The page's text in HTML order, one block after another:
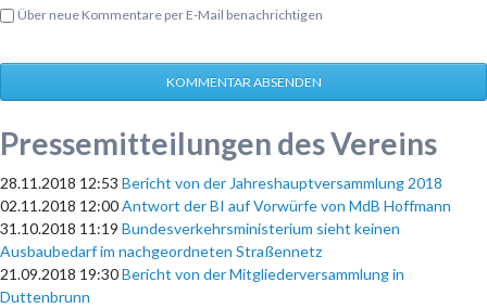
Über neue Kommentare per E-Mail benachrichtigen
KOMMENTAR ABSENDEN
Pressemitteilungen des Vereins
28.11.2018 12:53 Bericht von der Jahreshauptversammlung 2018
02.11.2018 12:00Antwort der BI auf Vorwürfe von MdB Hoffmann
31.10.2018 11:19 Bundesverkehrsministerium sieht keinen
Ausbaubedarf im nachgeordneten Straßennetz
21.09.2018 19:30Bericht von der Mitgliederversammlung in
Duttenbrunn